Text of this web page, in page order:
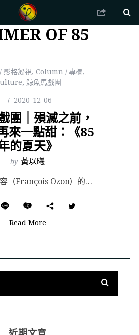
OF 85
影格凝視,Column / 專欄,
,鯨魚馬戲團
2020-12-06
團｜殞滅之前，
來一點甜：《85
的夏天》
by 黃以曦
佛杭蘇瓦歐容（François Ozon）的新片《85年的夏天》（Summer of 85）改編自艾...
Read More
近期文章